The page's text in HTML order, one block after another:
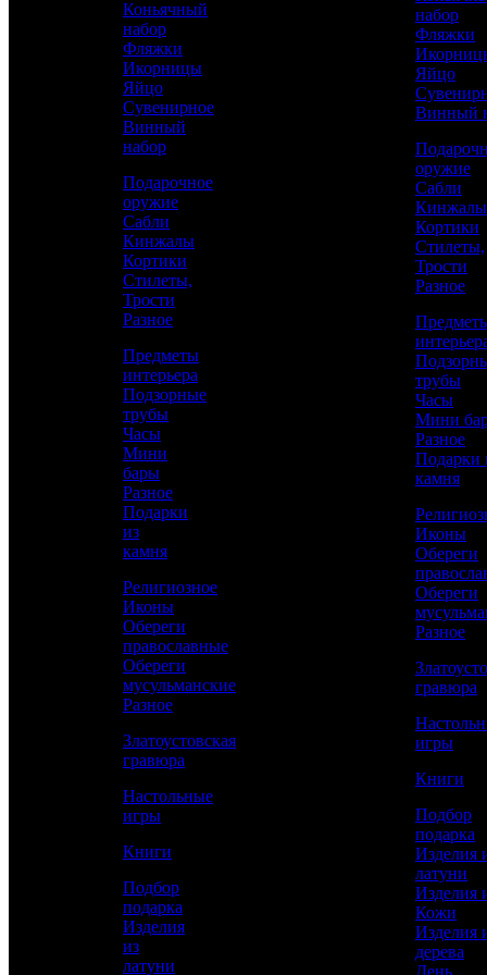
качество
Аристократ
Ножи из Дамаска
34 900 р.
Сравнить товар
Рассчитать доставку СДЭК
РАССЧИТАТЬ
Длина клинка
Ширина клинка
Токарные, Слесарные, Художественное
литье, Полировка, Рисовка кистью,
Коньячный
набор
Фляжки
Икорницы
Яйцо
Сувенирное
Винный
набор
Подарочное
оружие
Сабли
Кинжалы
Кортики
Стилеты,
Трости
Разное
Предметы
интерьера
Подзорные
трубы
Часы
Мини
бары
Разное
Подарки
из
камня
Религиозное
Иконы
Обереги
православные
Обереги
мусульманские
Разное
Златоустовская
гравюра
Настольные
игры
Книги
Подбор
подарка
Изделия
из
латуни
набор
Фляжки
Яйцо
Винный
оружие
Сабли
Кинжалы
Кортики
Стилеты,
Трости
Разное
трубы
Часы
Мини
Разное
Подарки
камня
Иконы
Обереги
Обереги
Разное
гравюра
игры
Книги
Подбор
подарка
Изделия
латуни
Изделия
Кожи
Изделия
дерева
День